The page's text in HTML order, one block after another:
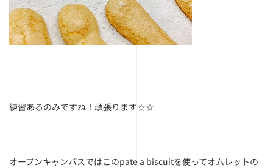
練習あるのみですね！頑張ります☆☆
オープンキャンパスではこのpate a biscuitを使ってオムレットの